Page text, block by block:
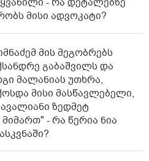
- რა დეტალებზე
მისი ადვოკატი?
მის მეგობრებს
გაბაშვილს და
მალანიას უთხრა,
მისი მასწავლებელი,
ზედმეტ
- რა წერია ნია